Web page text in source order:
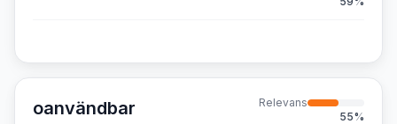
oanvändbar
Relevans
55%